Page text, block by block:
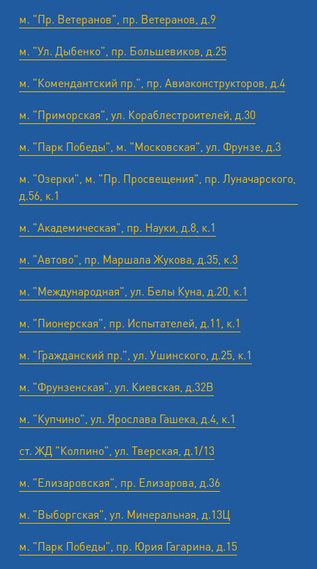
м. "Пр. Ветеранов", пр. Ветеранов, д.9
м. "Ул. Дыбенко", пр. Большевиков, д.25
м. "Комендантский пр.", пр. Авиаконструкторов, д.4
м. "Приморская", ул. Кораблестроителей, д.30
м. "Парк Победы", м. "Московская", ул. Фрунзе, д.3
м. "Озерки", м. "Пр. Просвещения", пр. Луначарского,
д.56, к.1
м. "Академическая", пр. Науки, д.8, к.1
м. "Автово", пр. Маршала Жукова, д.35, к.3
м. "Международная", ул. Белы Куна, д.20, к.1
м. "Пионерская", пр. Испытателей, д.11, к.1
м. "Гражданский пр.", ул. Ушинского, д.25, к.1
м. "Фрунзенская", ул. Киевская, д.32В
м. "Купчино", ул. Ярослава Гашека, д.4, к.1
ст. ЖД "Колпино", ул. Тверская, д.1/13
м. "Елизаровская", пр. Елизарова, д.36
м. "Выборгская", ул. Минеральная, д.13Ц
м. "Парк Победы", пр. Юрия Гагарина, д.15